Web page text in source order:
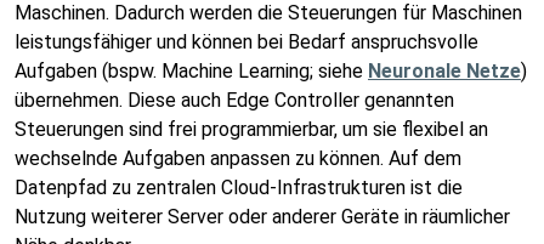
Maschinen. Dadurch werden die Steuerungen für Maschinen
leistungsfähiger und können bei Bedarf anspruchsvolle
Aufgaben (bspw. Machine Learning; siehe Neuronale Netze)
übernehmen. Diese auch Edge Controller genannten
Steuerungen sind frei programmierbar, um sie flexibel an
wechselnde Aufgaben anpassen zu können. Auf dem
Datenpfad zu zentralen Cloud-Infrastrukturen ist die
Nutzung weiterer Server oder anderer Geräte in räumlicher